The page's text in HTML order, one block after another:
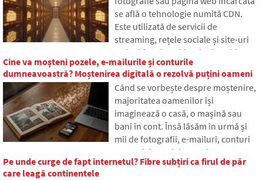
încearcă dezvoltatorii să reducă
treptat această problemă.
se află o tehnologie numită CDN.
Este utilizată de servicii de
streaming, rețele sociale și site-uri
web obișnuite, chiar dacă mulți
oameni nu au auzit niciodată de ea.
În articol, vom explica ce înseamnă
această abreviere, cum
funcționează, de ce conținutul
internetului este stocat în diferite
locuri din lume și de ce internetul de
astăzi s-ar descurca cu greu fără ea.
Cine va moșteni pozele, e-mailurile și conturile
dumneavoastră? Moștenirea digitală o rezolvă puțini oameni
Când se vorbește despre moștenire,
majoritatea oamenilor își
imaginează o casă, o mașină sau
bani în cont. Însă lăsăm în urmă și
mii de fotografii, e-mailuri, conturi
pe rețelele sociale sau date stocate
în cloud. Ce se întâmplă cu ele după
Pe unde curge de fapt internetul? Fibre subțiri ca firul de păr
care leagă continentele